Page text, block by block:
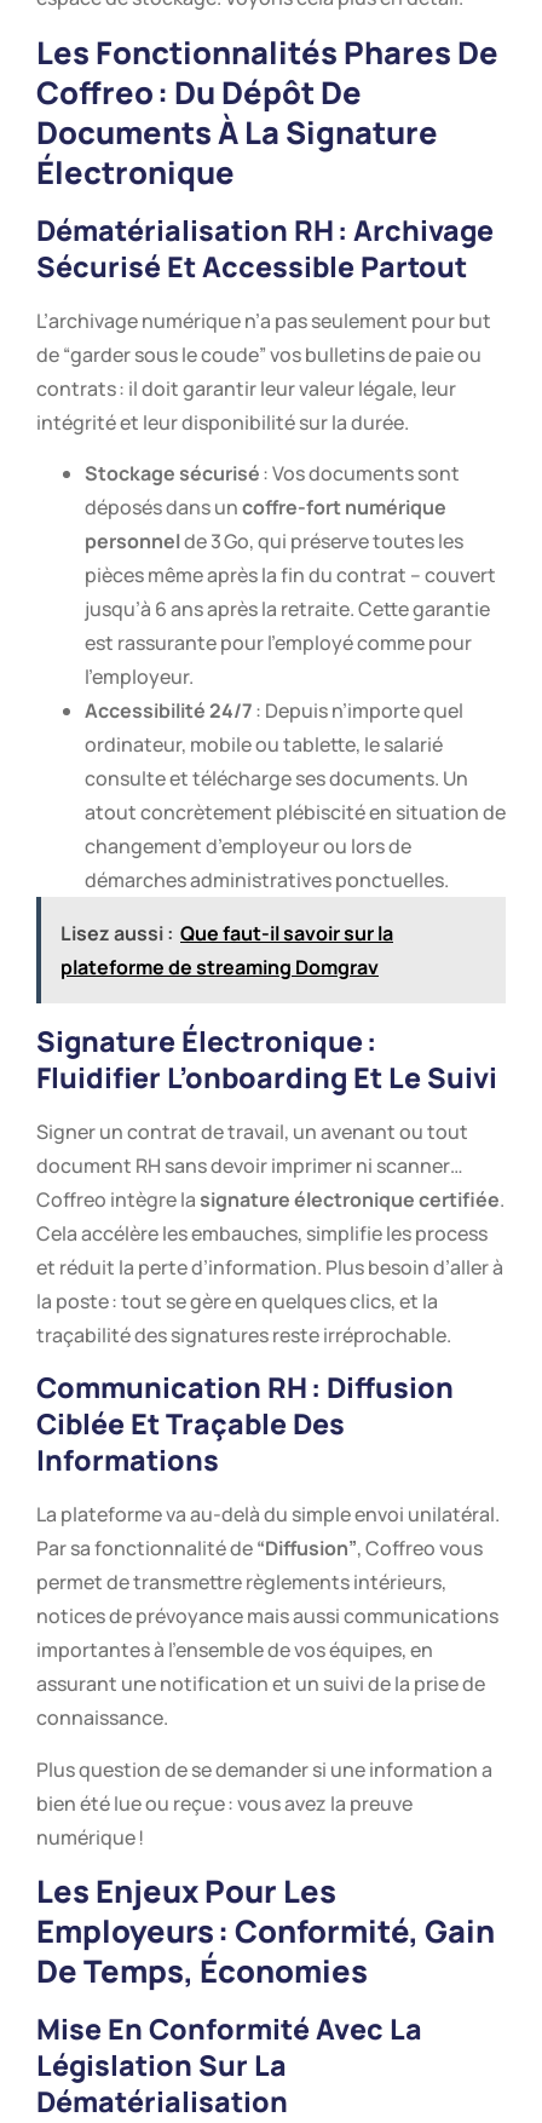
Les Fonctionnalités Phares De
Coffreo : Du Dépôt De
Documents À La Signature
Électronique
Dématérialisation RH : Archivage
Sécurisé Et Accessible Partout
L’archivage numérique n’a pas seulement pour but
de “garder sous le coude” vos bulletins de paie ou
contrats : il doit garantir leur valeur légale, leur
intégrité et leur disponibilité sur la durée.
Stockage sécurisé: Vos documents sont
déposés dans uncoffre-fort numérique
personnelde 3 Go, qui préserve toutes les
pièces même après la fin du contrat – couvert
jusqu’à 6 ans après la retraite. Cette garantie
est rassurante pour l’employé comme pour
l’employeur.
Accessibilité 24/7: Depuis n’importe quel
ordinateur, mobile ou tablette, le salarié
consulte et télécharge ses documents. Un
atout concrètement plébiscité en situation de
changement d’employeur ou lors de
démarches administratives ponctuelles.
Lisez aussi : Que faut-il savoir sur la
plateforme de streaming Domgrav
Signature Électronique :
Fluidifier L’onboarding Et Le Suivi
Signer un contrat de travail, un avenant ou tout
document RH sans devoir imprimer ni scanner…
Coffreo intègre la signature électronique certifiée.
Cela accélère les embauches, simplifie les process
et réduit la perte d’information. Plus besoin d’aller à
la poste : tout se gère en quelques clics, et la
traçabilité des signatures reste irréprochable.
Communication RH : Diffusion
Ciblée Et Traçable Des
Informations
La plateforme va au-delà du simple envoi unilatéral.
Par sa fonctionnalité de“Diffusion”, Coffreo vous
permet de transmettre règlements intérieurs,
notices de prévoyance mais aussi communications
importantes à l’ensemble de vos équipes, en
assurant une notification et un suivi de la prise de
connaissance.
Plus question de se demander si une information a
bien été lue ou reçue : vous avez la preuve
numérique !
Les Enjeux Pour Les
Employeurs : Conformité, Gain
De Temps, Économies
Mise En Conformité Avec La
Législation Sur La
Dématérialisation